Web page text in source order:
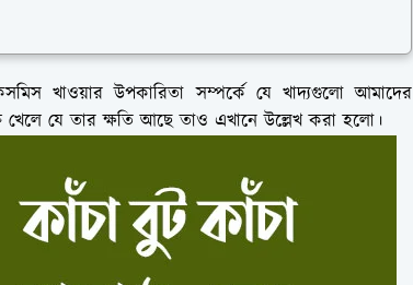
খাওয়ার উপকারিতা সম্পর্কে যে খাদ্যগুলো আমাদের
যে তার ক্ষতি আছে তাও এখানে উল্লেখ করা হলো।